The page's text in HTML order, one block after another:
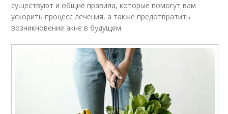
существуют и общие правила, которые помогут вам
ускорить процесс лечения, а также предотвратить
возникновение акне в будущем.